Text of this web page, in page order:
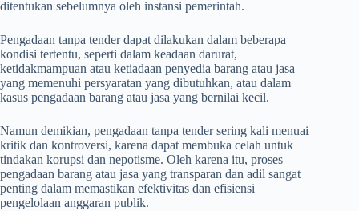
ditentukan sebelumnya oleh instansi pemerintah.
Pengadaan tanpa tender dapat dilakukan dalam beberapa
kondisi tertentu, seperti dalam keadaan darurat,
ketidakmampuan atau ketiadaan penyedia barang atau jasa
yang memenuhi persyaratan yang dibutuhkan, atau dalam
kasus pengadaan barang atau jasa yang bernilai kecil.
Namun demikian, pengadaan tanpa tender sering kali menuai
kritik dan kontroversi, karena dapat membuka celah untuk
tindakan korupsi dan nepotisme. Oleh karena itu, proses
pengadaan barang atau jasa yang transparan dan adil sangat
penting dalam memastikan efektivitas dan efisiensi
pengelolaan anggaran publik.